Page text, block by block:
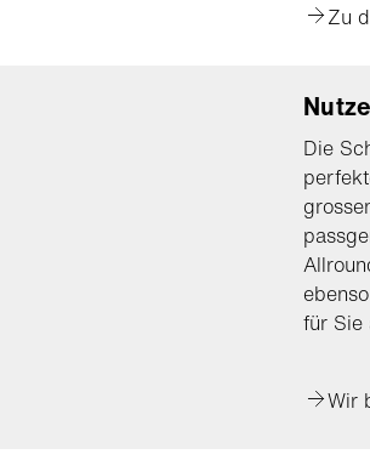
Zu
Die
für Sie
Wir